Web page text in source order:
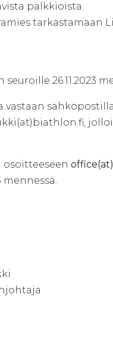
palkkioista.
tarkastamaan
26.11.2023
vastaan
mennessä.